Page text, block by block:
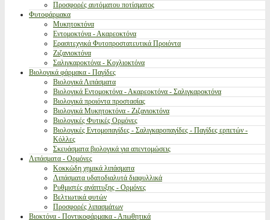
Προσφορές αυτόματου ποτίσματος
Φυτοφάρμακα
Μυκητοκτόνα
Εντομοκτόνα - Ακαρεοκτόνα
Ερασιτεχνικά Φυτοπροστατευτικά Προιόντα
Ζιζανιοκτόνα
Σαλιγκαροκτόνα - Κοχλιοκτόνα
Βιολογικά φάρμακα - Παγίδες
Βιολογικά Λιπάσματα
Βιολογικά Εντομοκτόνα - Ακαρεοκτόνα - Σαλιγκαροκτόνα
Βιολογικά προιόντα προστασίας
Βιολογικά Μυκητοκτόνα - Ζιζανιοκτόνα
Βιολογικές Φυτικές Ορμόνες
Βιολογικές Εντομοπαγίδες - Σαλιγκαροπαγίδες - Παγίδες ερπετών -
Κόλλες
Σκευάσματα βιολογικά για απεντομώσεις
Λιπάσματα - Ορμόνες
Κοκκώδη χημικά λιπάσματα
Λιπάσματα υδατοδιαλυτά διαφυλλικά
Ρυθμιστές ανάπτυξης - Ορμόνες
Βελτιωτικά φυτών
Προσφορές λιπασμάτων
Βιοκτόνα - Ποντικοφάρμακα - Απωθητικά